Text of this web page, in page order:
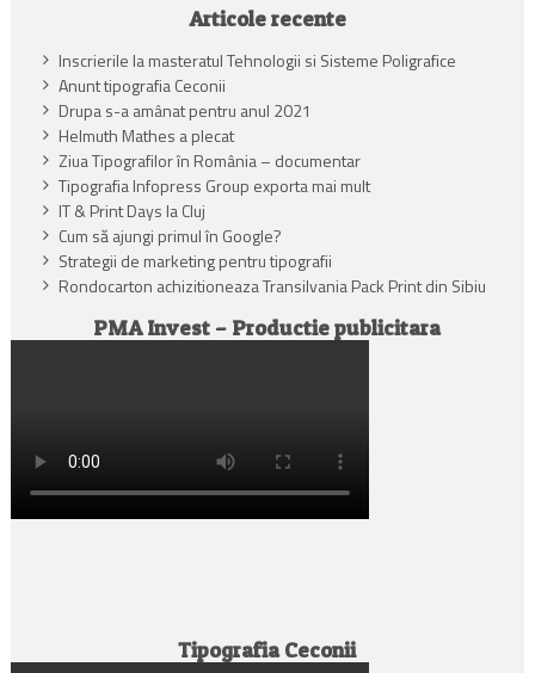
Articole recente
Inscrierile la masteratul Tehnologii si Sisteme Poligrafice
Anunt tipografia Ceconii
Drupa s-a amânat pentru anul 2021
Helmuth Mathes a plecat
Ziua Tipografilor în România – documentar
Tipografia Infopress Group exporta mai mult
IT & Print Days la Cluj
Cum să ajungi primul în Google?
Strategii de marketing pentru tipografii
Rondocarton achizitioneaza Transilvania Pack Print din Sibiu
PMA Invest – Productie publicitara
Tipografia Ceconii